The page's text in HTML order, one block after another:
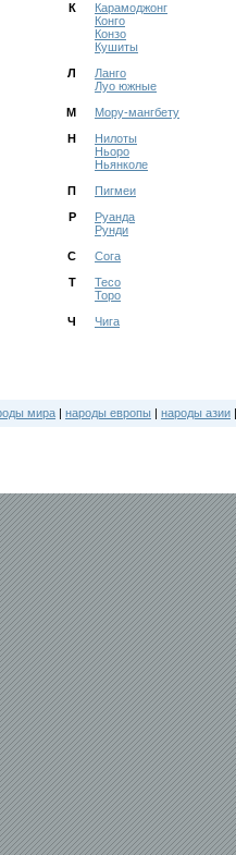
К
Карамоджонг
Конго
Конзо
Кушиты
Л
Ланго
Луо южные
М
Мору-мангбету
Н
Нилоты
Ньоро
Ньянколе
П
Пигмеи
Р
Руанда
Рунди
С
Сога
Т
Тесо
Торо
Ч
Чига
мира | народы европы | народы азии